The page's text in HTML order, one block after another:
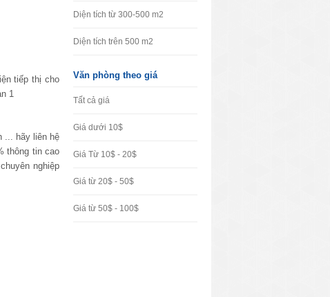
tiếp thị cho
1
... hãy liên hệ
thông tin cao
nghiệp
Diện tích từ 300-500 m2
Diện tích trên 500 m2
Văn phòng theo giá
Tất cả giá
Giá dưới 10$
Giá Từ 10$ - 20$
Giá từ 20$ - 50$
Giá từ 50$ - 100$